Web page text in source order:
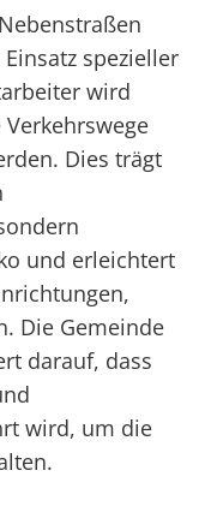
spezieller
wird
Dies trägt
und erleichtert
Die Gemeinde
darauf, dass
wird, um die